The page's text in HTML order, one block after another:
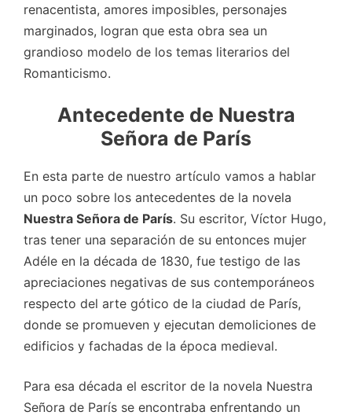
renacentista, amores imposibles, personajes
marginados, logran que esta obra sea un
grandioso modelo de los temas literarios del
Romanticismo.
Antecedente de Nuestra
Señora de París
En esta parte de nuestro artículo vamos a hablar
un poco sobre los antecedentes de la novela
Nuestra Señora de París. Su escritor, Víctor Hugo,
tras tener una separación de su entonces mujer
Adéle en la década de 1830, fue testigo de las
apreciaciones negativas de sus contemporáneos
respecto del arte gótico de la ciudad de París,
donde se promueven y ejecutan demoliciones de
edificios y fachadas de la época medieval.
Para esa década el escritor de la novela Nuestra
Señora de París se encontraba enfrentando un